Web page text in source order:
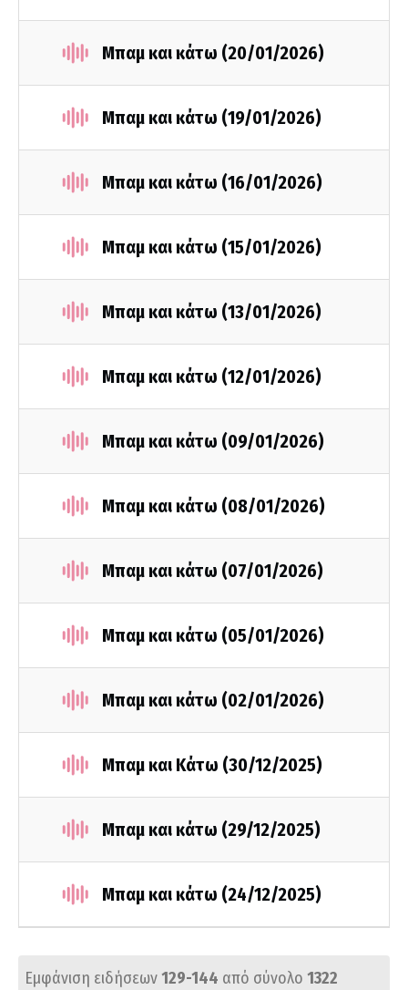
Μπαμ και κάτω (20/01/2026)
Μπαμ και κάτω (19/01/2026)
Μπαμ και κάτω (16/01/2026)
Μπαμ και κάτω (15/01/2026)
Μπαμ και κάτω (13/01/2026)
Μπαμ και κάτω (12/01/2026)
Μπαμ και κάτω (09/01/2026)
Μπαμ και κάτω (08/01/2026)
Μπαμ και κάτω (07/01/2026)
Μπαμ και κάτω (05/01/2026)
Μπαμ και κάτω (02/01/2026)
Μπαμ και Κάτω (30/12/2025)
Μπαμ και κάτω (29/12/2025)
Μπαμ και κάτω (24/12/2025)
Εμφάνιση ειδήσεων129-144 από σύνολο 1322